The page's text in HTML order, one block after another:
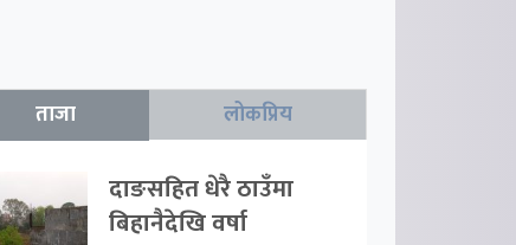
ताजा लोकप्रिय
दाङसहित धेरै ठाउँमा
बिहानैदेखि वर्षा